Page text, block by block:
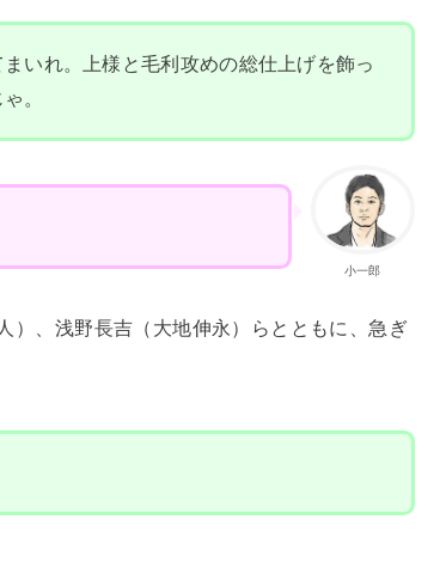
いれ。上様と毛利攻めの総仕上げを飾っ
。
小一郎
）、浅野長吉（大地伸永）らとともに、急ぎ